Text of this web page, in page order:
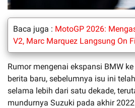
Baca juga : MotoGP 2026:
V2, Marc Marquez Langsung On
Rumor mengenai ekspansi BMW
berita baru, sebelumnya isu ini
selama lebih dari satu dekade,
mundurnya Suzuki pada akhir